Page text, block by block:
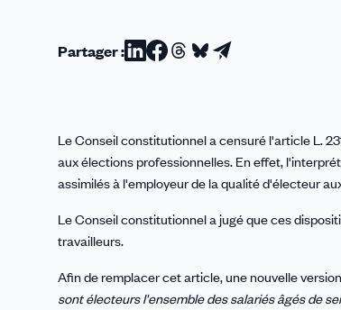
Partager :Partager
Partager
Partager
Partager
Partager
Le Conseil constitutionnel a censuré l'article L.
aux élections professionnelles. En effet,
assimilés à l'employeur de la qualité d'électeur
Le Conseil constitutionnel a jugé que ces
travailleurs.
Afin de remplacer cet article, une nouvelle
sont électeurs l'ensemble des salariés âgés de